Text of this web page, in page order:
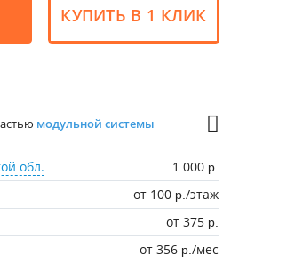
КУПИТЬ В 1 КЛИК
модульной системы
обл. 1 000 р.
от 100 р./этаж
от 375 р.
от 356 р./мес